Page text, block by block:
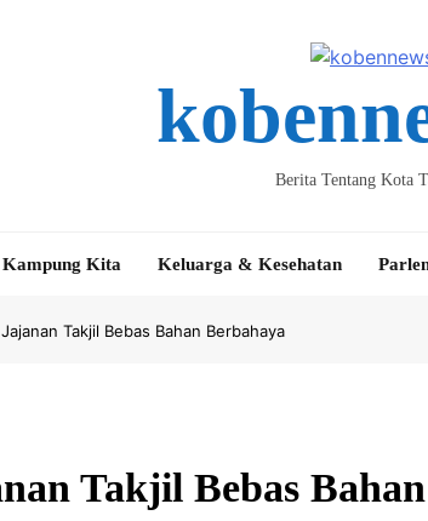
Berita Tentang Kota
Kampung Kita Keluarga & Kesehatan
Takjil Bebas Bahan Berbahaya
Takjil Bebas Bahan